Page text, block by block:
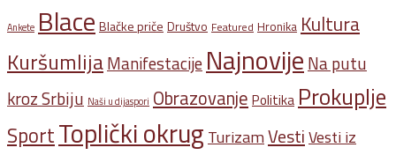
Ankete Blace Blačke priče Društvo Featured Hronika Kultura
KuršumlijaManifestacije Najnovije Na putu
kroz Srbiju Naši u dijaspori Obrazovanje Politika Prokuplje
SportToplički okrug TurizamVestiVesti iz